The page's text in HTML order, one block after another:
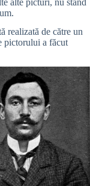
alte picturi, nu stând
realizată de către un
pictorului a făcut